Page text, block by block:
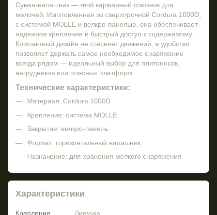
Сумка-напашник — твой карманный союзник для
мелочей. Изготовленная из сверхпрочной Cordura 1000D,
с системой MOLLE и велкро-панелью, она обеспечивает
надежное крепление и быстрый доступ к содержимому.
Компактный дизайн не стесняет движений, а удобство
позволяет держать самое необходимое снаряжение
всегда рядом — идеальный выбор для плитоносок,
нагрудников или поясных платформ.
Технические характеристики:
Материал: Cordura 1000D
Крепление: система MOLLE
Закрытие: велкро-панель
Формат: горизонтальный напашник
Назначение: для хранения мелкого снаряжения
Характеристики
Крепление
Липучка